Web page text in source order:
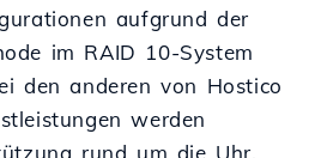
aufgrund der
im RAID 10-System
den anderen von Hostico
werden